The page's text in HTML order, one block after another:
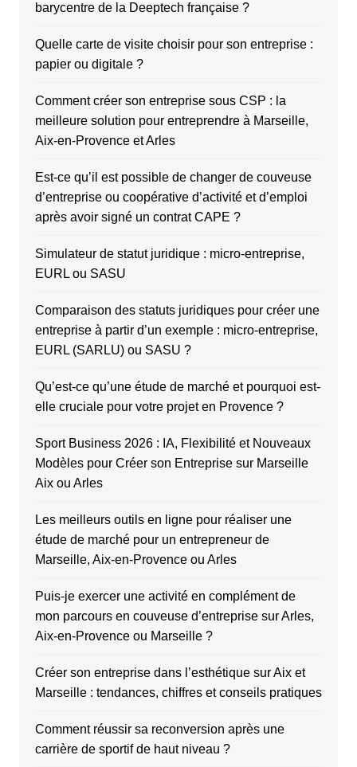
barycentre de la Deeptech française ?
Quelle carte de visite choisir pour son entreprise :
papier ou digitale ?
Comment créer son entreprise sous CSP : la
meilleure solution pour entreprendre à Marseille,
Aix-en-Provence et Arles
Est-ce qu’il est possible de changer de couveuse
d’entreprise ou coopérative d’activité et d’emploi
après avoir signé un contrat CAPE ?
Simulateur de statut juridique : micro-entreprise,
EURL ou SASU
Comparaison des statuts juridiques pour créer une
entreprise à partir d’un exemple : micro-entreprise,
EURL (SARLU) ou SASU ?
Qu’est-ce qu’une étude de marché et pourquoi est-
elle cruciale pour votre projet en Provence ?
Sport Business 2026 : IA, Flexibilité et Nouveaux
Modèles pour Créer son Entreprise sur Marseille
Aix ou Arles
Les meilleurs outils en ligne pour réaliser une
étude de marché pour un entrepreneur de
Marseille, Aix-en-Provence ou Arles
Puis-je exercer une activité en complément de
mon parcours en couveuse d’entreprise sur Arles,
Aix-en-Provence ou Marseille ?
Créer son entreprise dans l’esthétique sur Aix et
Marseille : tendances, chiffres et conseils pratiques
Comment réussir sa reconversion après une
carrière de sportif de haut niveau ?